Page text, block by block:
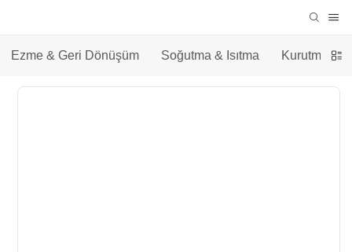
Ezme & Geri Dönüşüm Soğutma & Isıtma Kurutma &